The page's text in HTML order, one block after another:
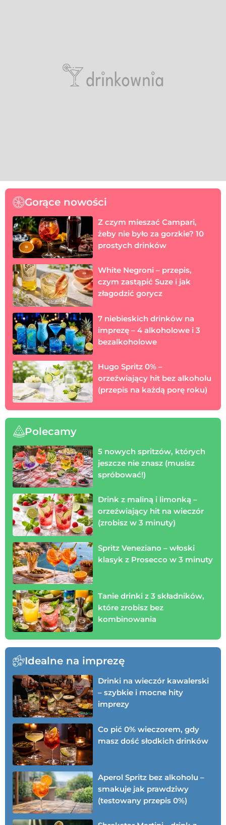
Gorące nowości
Z czym mieszać Campari,
żeby nie było za gorzkie? 10
prostych drinków
White Negroni – przepis,
czym zastąpić Suze i jak
złagodzić gorycz
7 niebieskich drinków na
imprezę – 4 alkoholowe i 3
bezalkoholowe
Hugo Spritz 0% –
orzeźwiający hit bez alkoholu
(przepis na każdą porę roku)
Polecamy
5 nowych spritzów, których
jeszcze nie znasz (musisz
spróbować!)
Drink z maliną i limonką –
orzeźwiający hit na wieczór
(zrobisz w 3 minuty)
Spritz Veneziano – włoski
klasyk z Prosecco w 3 minuty
Tanie drinki z 3 składników,
które zrobisz bez
kombinowania
Idealne na imprezę
Drinki na wieczór kawalerski
– szybkie i mocne hity
imprezy
Co pić 0% wieczorem, gdy
masz dość słodkich drinków
Aperol Spritz bez alkoholu –
smakuje jak prawdziwy
(testowany przepis 0%)